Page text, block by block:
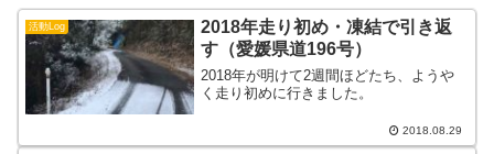
活動Log
2018年走り初め・凍結で引き返
す（愛媛県道196号）
2018年が明けて2週間ほどたち、ようや
く走り初めに行きました。
2018.08.29